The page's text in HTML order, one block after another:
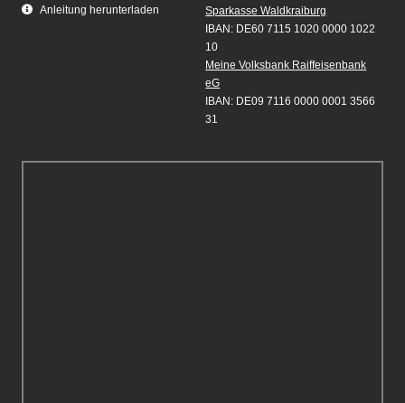
Anleitung herunterladen
Sparkasse Waldkraiburg
IBAN: DE60 7115 1020 0000 1022
10
Meine Volksbank Raiffeisenbank
eG
IBAN: DE09 7116 0000 0001 3566
31